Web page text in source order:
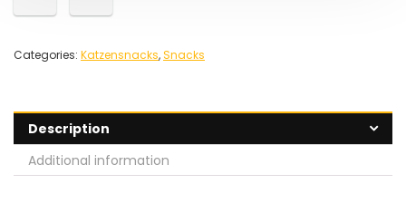
Categories: Katzensnacks,Snacks
Description
Additional information